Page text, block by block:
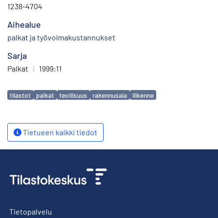
1238-4704
Aihealue
palkat ja työvoimakustannukset
Sarja
Palkat | 1999:11
Avainsanat
tilastot palkat teollisuus rakennusala liikenne
Tietueen kaikki tiedot
Tietopalvelu